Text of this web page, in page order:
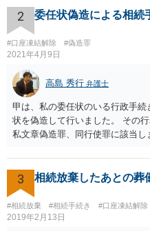
2 委任状偽造による相続
#口座凍結解除 #偽造罪
2021年4月9日
高島 秀行 弁護士
甲は、私の委任状のいる行政手
状を偽造して行いました。 そ
私文章偽造罪、同行使罪に該当
か？ 委任状を偽造して使用す
ので できないと思います。
3 相続放棄したあとの葬
#相続放棄 #相続手続き #口座凍結解除
2019年2月13日